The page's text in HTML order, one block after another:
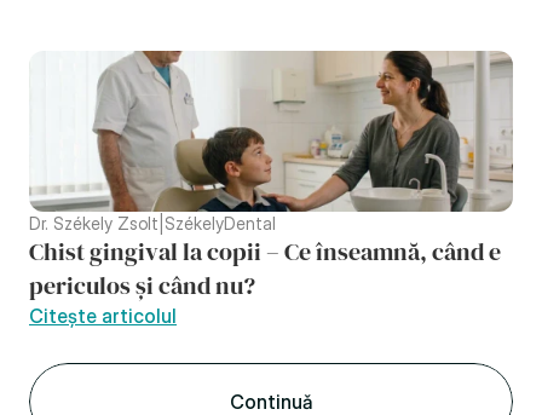
Dr. Székely Zsolt SzékelyDental
Chist gingival la copii – Ce înseamnă, când e
periculos și când nu?
Citește articolul
Continuǎ